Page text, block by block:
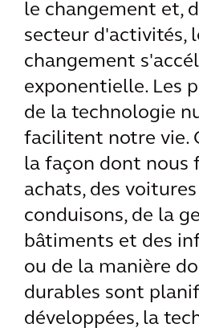
le changement et,
secteur d'activités,
changement
exponentielle. Les
de la technologie
facilitent notre vie.
la façon dont nous
achats, des
conduisons, de la
bâtiments et des
ou de la manière
durables sont
développées, la